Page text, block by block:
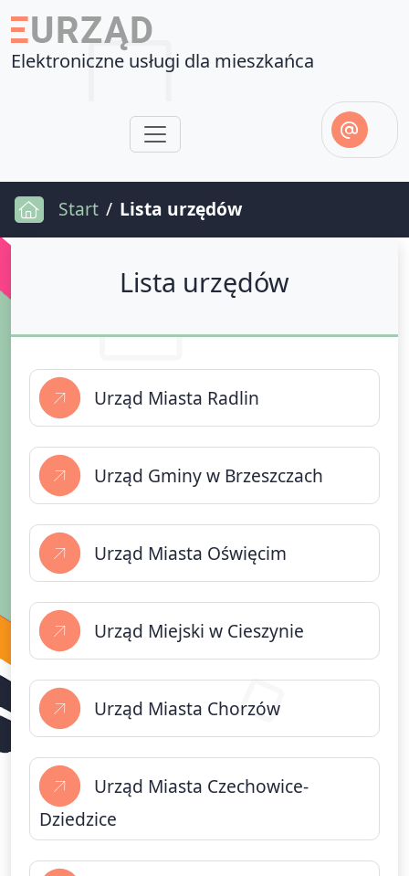
Elektroniczne usługi dla mieszkańca
Start Lista urzędów
Lista urzędów
Użytkownik Szczegóły
Urząd Miasta Radlin
Urząd Gminy w Brzeszczach
Urząd Miasta Oświęcim
Urząd Miejski w Cieszynie
Urząd Miasta Chorzów
Urząd Miasta Czechowice-
Dziedzice